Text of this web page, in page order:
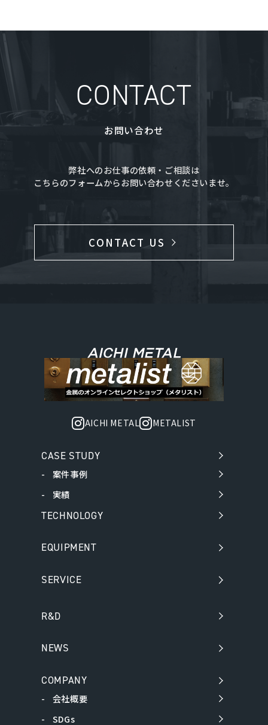
CONTACT
お問い合わせ
弊社へのお仕事の依頼・ご相談は
こちらのフォームからお問い合わせくださいませ。
CONTACT US
AICHI METAL METALIST
CASE STUDY
案件事例
実績
TECHNOLOGY
EQUIPMENT
SERVICE
R&D
NEWS
COMPANY
会社概要
SDGs